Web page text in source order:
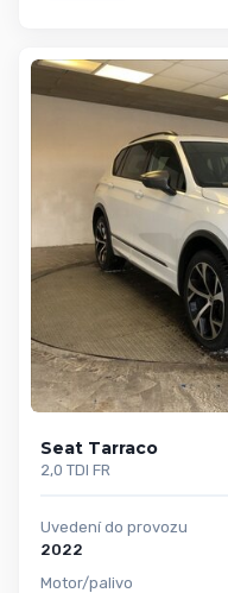
Seat Tarraco
2,0 TDI FR
Uvedení do provozu
2022
Motor/palivo